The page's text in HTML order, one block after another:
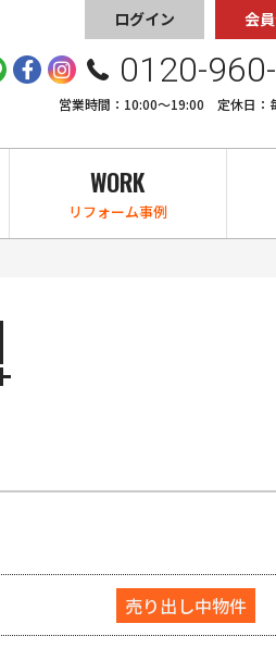
ログイン 会
0120-
営業時間：10:00〜19:00 定休日：
WORK
リフォーム事例
売り出し中物件